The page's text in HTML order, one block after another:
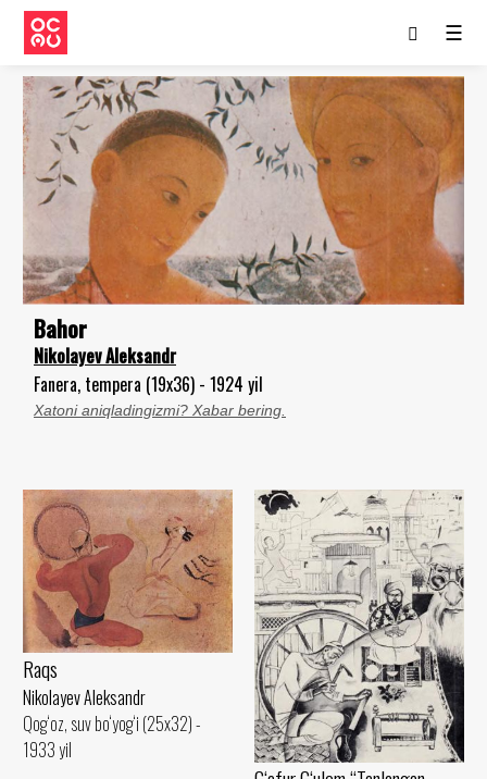
☰
Bahor
Nikolayev Aleksandr
Fanera, tempera (19x36) - 1924 yil
Xatoni aniqladingizmi? Xabar bering.
Raqs
Nikolayev Aleksandr
Qog‘oz, suv bo‘yog‘i (25x32) -
1933 yil